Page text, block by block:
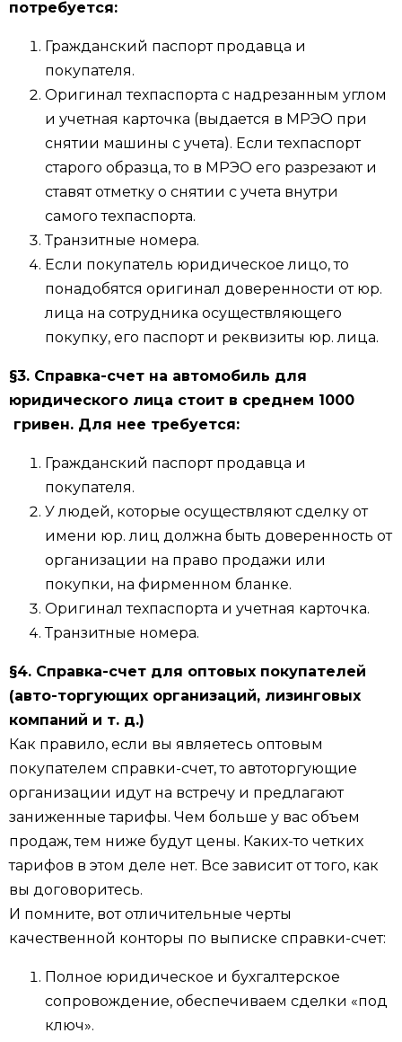
потребуется:
Гражданский паспорт продавца и
покупателя.
Оригинал техпаспорта с надрезанным углом
и учетная карточка (выдается в МРЭО при
снятии машины с учета). Если техпаспорт
старого образца, то в МРЭО его разрезают и
ставят отметку о снятии с учета внутри
самого техпаспорта.
Транзитные номера.
Если покупатель юридическое лицо, то
понадобятся оригинал доверенности от юр.
лица на сотрудника осуществляющего
покупку, его паспорт и реквизиты юр. лица.
§3. Справка-счет на автомобиль для
юридического лица стоит в среднем 1000
гривен. Для нее требуется:
Гражданский паспорт продавца и
покупателя.
У людей, которые осуществляют сделку от
имени юр. лиц должна быть доверенность от
организации на право продажи или
покупки, на фирменном бланке.
Оригинал техпаспорта и учетная карточка.
Транзитные номера.
§4. Справка-счет для оптовых покупателей
(авто-торгующих организаций, лизинговых
компаний и т. д.)
Как правило, если вы являетесь оптовым
покупателем справки-счет, то автоторгующие
организации идут на встречу и предлагают
заниженные тарифы. Чем больше у вас объем
продаж, тем ниже будут цены. Каких-то четких
тарифов в этом деле нет. Все зависит от того, как
вы договоритесь.
И помните, вот отличительные черты
качественной конторы по выписке справки-счет:
Полное юридическое и бухгалтерское
сопровождение, обеспечиваем сделки «под
ключ».